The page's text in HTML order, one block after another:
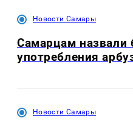
Новости Самары
Самарцам назвали
употребления
Новости Самары